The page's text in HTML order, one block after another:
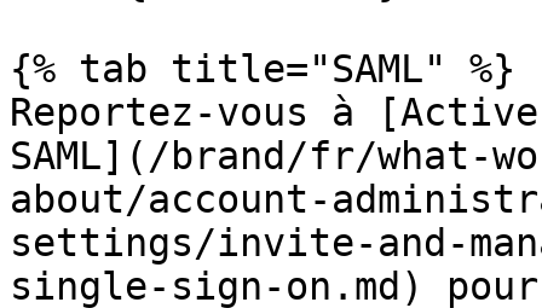
{% tab title="SAML" %}
Reportez-vous à
SAML](/brand/fr/what-
about/account-
settings/invite-and-
single-sign-on.md)